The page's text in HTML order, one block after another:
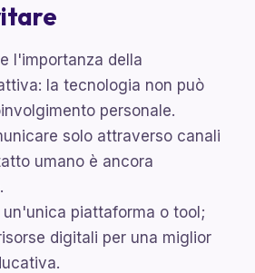
l'importanza della
la tecnologia non può
personale.
solo attraverso canali
umano è ancora
un'unica piattaforma o tool;
digitali per una miglior